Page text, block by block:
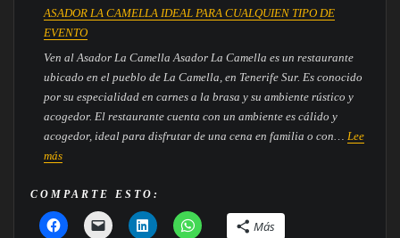
NUESTROS
TENERIFE
ASADOR LA CAMELLA IDEAL PARA CUALQUIEN TIPO DE
EVENTO
Ven al Asador La Camella Asador La Camella es un restaurante
ubicado en el pueblo de La Camella, en Tenerife Sur. Es conocido
por su especialidad en carnes a la brasa y su ambiente rústico y
acogedor. El restaurante cuenta con un ambiente es cálido y
acogedor, ideal para disfrutar de una cena en familia o con… Lee
más:
LA
CAMELLA
IDEAL
COMPARTE ESTO:
Más